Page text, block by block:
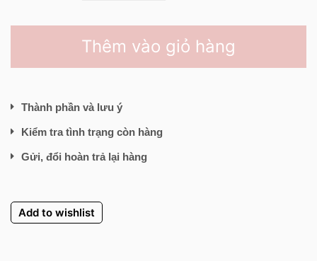
Thêm vào giỏ hàng
Thành phần và lưu ý
Kiểm tra tình trạng còn hàng
Gửi, đổi hoàn trả lại hàng
Add to wishlist